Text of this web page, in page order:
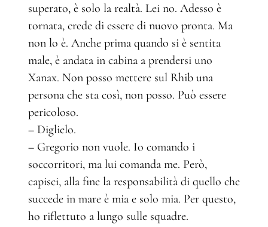
superato, è solo la realtà. Lei no. Adesso è
tornata, crede di essere di nuovo pronta. Ma
non lo è. Anche prima quando si è sentita
male, è andata in cabina a prendersi uno
Xanax. Non posso mettere sul Rhib una
persona che sta così, non posso. Può essere
pericoloso.
– Diglielo.
– Gregorio non vuole. Io comando i
soccorritori, ma lui comanda me. Però,
capisci, alla fine la responsabilità di quello che
succede in mare è mia e solo mia. Per questo,
ho riflettuto a lungo sulle squadre.